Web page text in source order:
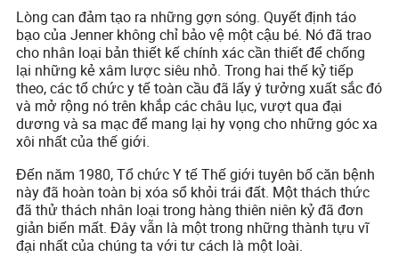
Lòng can đảm tạo ra những gợn sóng. Quyết định táo
bạo của Jenner không chỉ bảo vệ một cậu bé. Nó đã trao
cho nhân loại bản thiết kế chính xác cần thiết để chống
lại những kẻ xâm lược siêu nhỏ. Trong hai thế kỷ tiếp
theo, các tổ chức y tế toàn cầu đã lấy ý tưởng xuất sắc đó
và mở rộng nó trên khắp các châu lục, vượt qua đại
dương và sa mạc để mang lại hy vọng cho những góc xa
xôi nhất của thế giới.
Đến năm 1980, Tổ chức Y tế Thế giới tuyên bố căn bệnh
này đã hoàn toàn bị xóa sổ khỏi trái đất. Một thách thức
đã thử thách nhân loại trong hàng thiên niên kỷ đã đơn
giản biến mất. Đây vẫn là một trong những thành tựu vĩ
đại nhất của chúng ta với tư cách là một loài.